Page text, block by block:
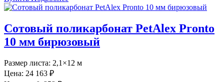
Сотовый поликарбонат PetAlex Pronto
10 мм бирюзовый
Размер листа: 2,1×12 м
Цена: 24 163 ₽